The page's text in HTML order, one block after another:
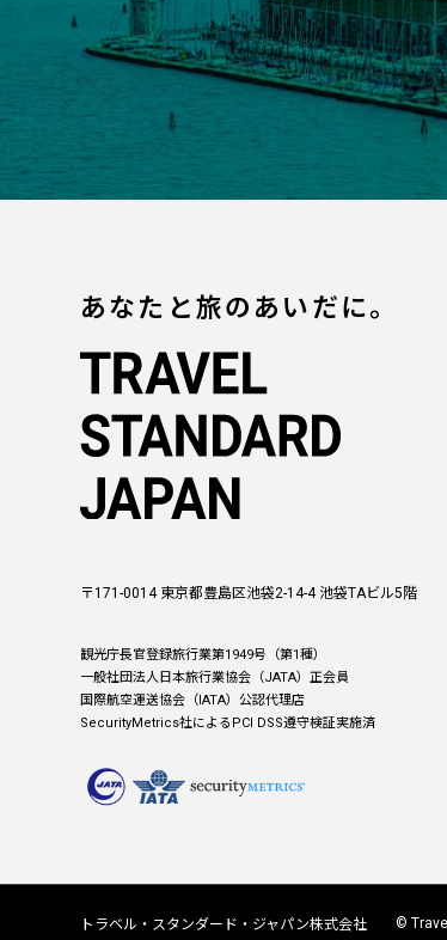
あなたと旅のあいだに。
〒171-0014 東京都豊島区池袋2-14-4 池袋TAビル5階
観光庁長官登録旅行業第1949号（第1種）
一般社団法人日本旅行業協会（JATA）正会員
国際航空運送協会（IATA）公認代理店
SecurityMetrics社によるPCI DSS遵守検証実施済
トラベル・スタンダード・ジャパン株式会社 ©